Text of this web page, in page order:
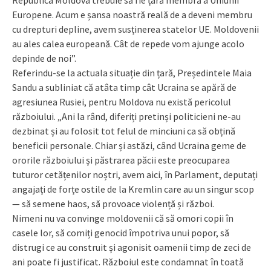
Europene. Acum e șansa noastră reală de a deveni membru
cu drepturi depline, avem susținerea statelor UE. Moldovenii
au ales calea europeană. Cât de repede vom ajunge acolo
depinde de noi”.
Referindu-se la actuala situație din țară, Președintele Maia
Sandu a subliniat că atâta timp cât Ucraina se apără de
agresiunea Rusiei, pentru Moldova nu există pericolul
războiului. „Ani la rând, diferiți pretinși politicieni ne-au
dezbinat și au folosit tot felul de minciuni ca să obțină
beneficii personale. Chiar și astăzi, când Ucraina geme de
ororile războiului și păstrarea păcii este preocuparea
tuturor cetățenilor noștri, avem aici, în Parlament, deputați
angajați de forțe ostile de la Kremlin care au un singur scop
— să semene haos, să provoace violență și război.
Nimeni nu va convinge moldovenii că să omori copii în
casele lor, să comiți genocid împotriva unui popor, să
distrugi ce au construit și agonisit oamenii timp de zeci de
ani poate fi justificat. Războiul este condamnat în toată